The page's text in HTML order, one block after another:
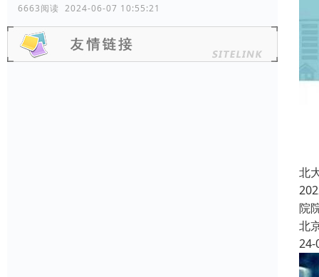
6663阅读 2024-06-07 10:55:21
北
院
北
24-